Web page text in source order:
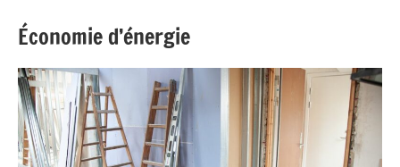
Économie d’énergie